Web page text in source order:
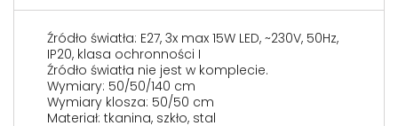
Źródło światła: E27, 3x max 15W LED, ~230V, 50Hz,
IP20, klasa ochronności I
Źródło światła nie jest w komplecie.
Wymiary: 50/50/140 cm
Wymiary klosza: 50/50 cm
Materiał: tkanina, szkło, stal